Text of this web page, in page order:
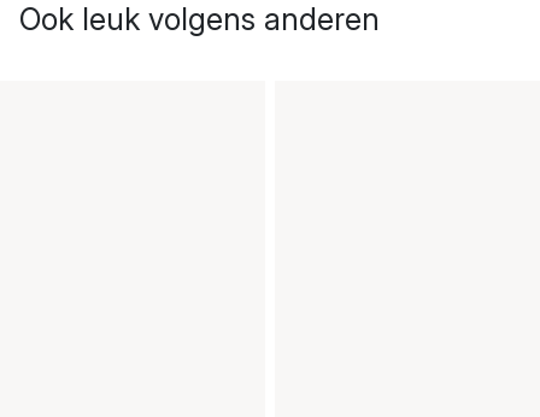
Ook leuk volgens anderen